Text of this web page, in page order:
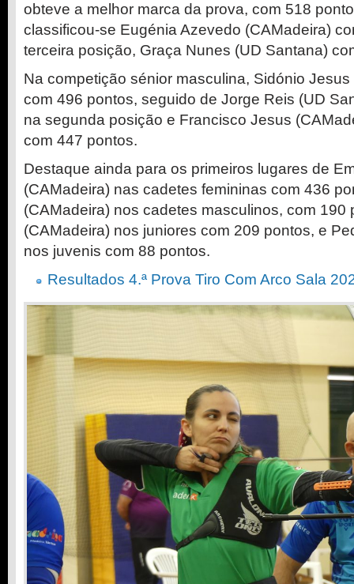
obteve a melhor marca da prova, com 518
classificou-se Eugénia Azevedo (CAMadeira)
terceira posição, Graça Nunes (UD Santana)
Na competição sénior masculina, Sidónio
com 496 pontos, seguido de Jorge Reis (UD
na segunda posição e Francisco Jesus
com 447 pontos.
Destaque ainda para os primeiros lugares de
(CAMadeira) nas cadetes femininas com 436
(CAMadeira) nos cadetes masculinos, com 190
(CAMadeira) nos juniores com 209 pontos, e
nos juvenis com 88 pontos.
Resultados 4.ª Prova Tiro Com Arco Sala